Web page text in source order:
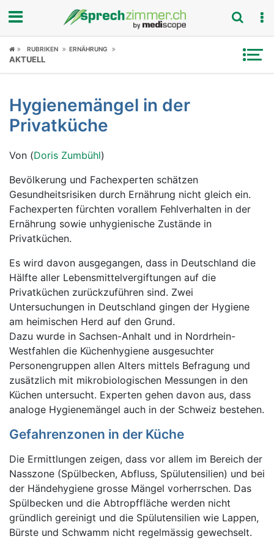
Fokus
Symptome
Ratgeber
Rubriken
RUBRIKEN ERNÄHRUNG
AKTUELL
Hygienemängel in der
Privatküche
Von (Doris Zumbühl)
Bevölkerung und Fachexperten schätzen
Gesundheitsrisiken durch Ernährung nicht gleich ein.
Fachexperten fürchten vorallem Fehlverhalten in der
Ernährung sowie unhygienische Zustände in
Privatküchen.
Es wird davon ausgegangen, dass in Deutschland die
Hälfte aller Lebensmittelvergiftungen auf die
Privatküchen zurückzuführen sind. Zwei
Untersuchungen in Deutschland gingen der Hygiene
am heimischen Herd auf den Grund.
Dazu wurde in Sachsen-Anhalt und in Nordrhein-
Westfahlen die Küchenhygiene ausgesuchter
Personengruppen allen Alters mittels Befragung und
zusätzlich mit mikrobiologischen Messungen in den
Küchen untersucht. Experten gehen davon aus, dass
analoge Hygienemängel auch in der Schweiz bestehen.
Gefahrenzonen in der Küche
Die Ermittlungen zeigen, dass vor allem im Bereich der
Nasszone (Spülbecken, Abfluss, Spülutensilien) und bei
der Händehygiene grosse Mängel vorherrschen. Das
Spülbecken und die Abtropffläche werden nicht
gründlich gereinigt und die Spülutensilien wie Lappen,
Bürste und Schwamm nicht regelmässig gewechselt.